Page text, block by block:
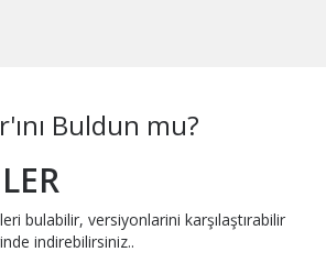
Buldun mu?
bulabilir, versiyonlarini karşılaştırabilir
indirebilirsiniz..